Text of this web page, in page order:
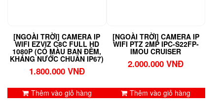
[NGOÀI TRỜI] CAMERA IP
WIFI EZVIZ C8C FULL HD
1080P (CÓ MÀU BAN ĐÊM,
KHÁNG NƯỚC CHUẨN IP67)
1.800.000 VNĐ
Thêm vào giỏ hàng
[NGOÀI TRỜI] CAMERA IP
WIFI PTZ 2MP IPC-S22FP-
IMOU CRUISER
2.000.000VNĐ
Thêm vào giỏ hàng